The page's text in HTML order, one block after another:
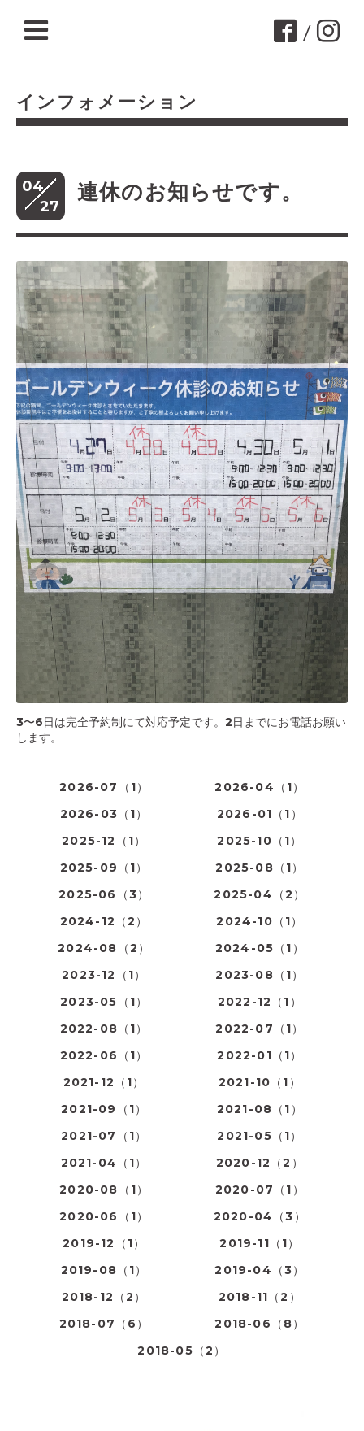
/
インフォメーション
04
27
連休のお知らせです。
3〜6日は完全予約制にて対応予定です。2日までにお電話お願い
します。
2026-07（1）
2026-04（1）
2026-03（1）
2026-01（1）
2025-12（1）
2025-10（1）
2025-09（1）
2025-08（1）
2025-06（3）
2025-04（2）
2024-12（2）
2024-10（1）
2024-08（2）
2024-05（1）
2023-12（1）
2023-08（1）
2023-05（1）
2022-12（1）
2022-08（1）
2022-07（1）
2022-06（1）
2022-01（1）
2021-12（1）
2021-10（1）
2021-09（1）
2021-08（1）
2021-07（1）
2021-05（1）
2021-04（1）
2020-12（2）
2020-08（1）
2020-07（1）
2020-06（1）
2020-04（3）
2019-12（1）
2019-11（1）
2019-08（1）
2019-04（3）
2018-12（2）
2018-11（2）
2018-07（6）
2018-06（8）
2018-05（2）